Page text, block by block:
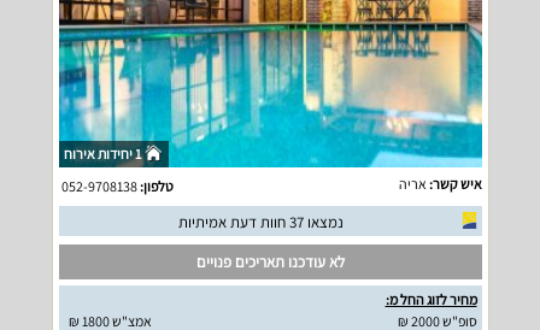
1 יחידות אירוח
איש קשר: אריה טלפון:052-9708138
נמצאו 37 חוות דעת אמיתיות
לא עודכנו תאריכים פנויים
מחיר לזוג החל מ:
סופ"ש 2000 ₪
אמצ"ש 1800 ₪